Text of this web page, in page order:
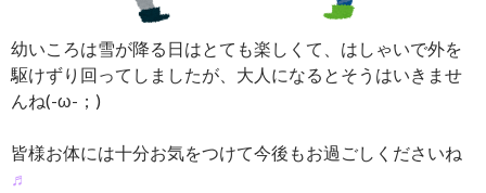
幼いころは雪が降る日はとても楽しくて、はしゃいで外を
駆けずり回ってしましたが、大人になるとそうはいきませ
んね(-ω-；)
皆様お体には十分お気をつけて今後もお過ごしくださいね
♬